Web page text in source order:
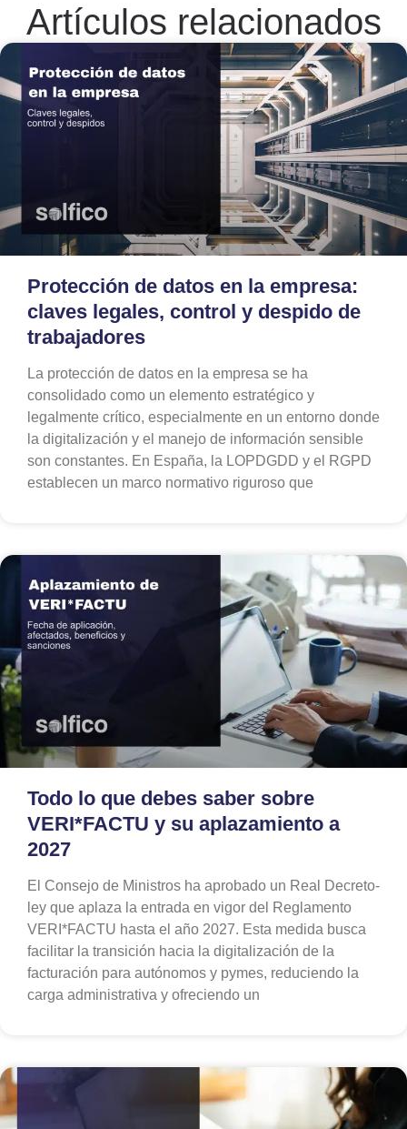
Artículos relacionados
Protección de datos en la empresa:
claves legales, control y despido de
trabajadores
La protección de datos en la empresa se ha
consolidado como un elemento estratégico y
legalmente crítico, especialmente en un entorno donde
la digitalización y el manejo de información sensible
son constantes. En España, la LOPDGDD y el RGPD
establecen un marco normativo riguroso que
Todo lo que debes saber sobre
VERI*FACTU y su aplazamiento a
2027
El Consejo de Ministros ha aprobado un Real Decreto-
ley que aplaza la entrada en vigor del Reglamento
VERI*FACTU hasta el año 2027. Esta medida busca
facilitar la transición hacia la digitalización de la
facturación para autónomos y pymes, reduciendo la
carga administrativa y ofreciendo un